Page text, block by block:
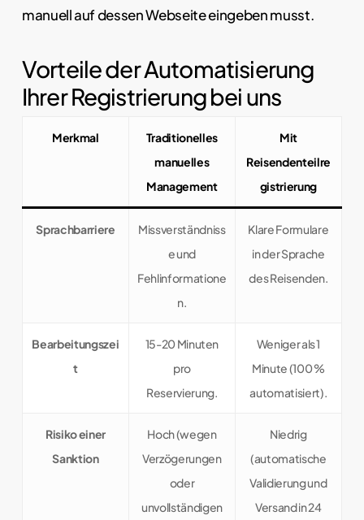
manuell auf dessen Webseite eingeben musst.
Vorteile der Automatisierung
Ihrer Registrierung bei uns
Merkmal
Traditionelles
manuelles
Management
Mit
Reisendenteilre
gistrierung
Sprachbarriere
Missverständniss
e und
Fehlinformatione
n.
Klare Formulare
in der Sprache
des Reisenden.
Bearbeitungszei
t
15-20 Minuten
pro
Reservierung.
Weniger als 1
Minute (100 %
automatisiert).
Risiko einer
Sanktion
Hoch (wegen
Verzögerungen
oder
unvollständigen
Niedrig
(automatische
Validierung und
Versand in 24